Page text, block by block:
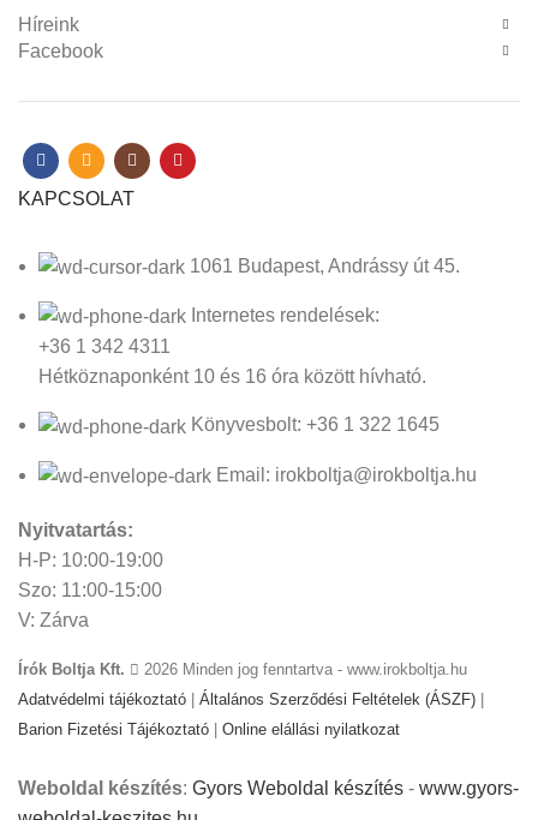
Híreink
Facebook
KAPCSOLAT
1061 Budapest, Andrássy út 45.
Internetes rendelések:
+36 1 342 4311
Hétköznaponként 10 és 16 óra között hívható.
Könyvesbolt: +36 1 322 1645
Email: irokboltja@irokboltja.hu
Nyitvatartás:
H-P: 10:00-19:00
Szo: 11:00-15:00
V: Zárva
Írók Boltja Kft.
2026 Minden jog fenntartva - www.irokboltja.hu
Adatvédelmi tájékoztató
Általános Szerződési Feltételek (ÁSZF)
Barion Fizetési Tájékoztató
Online elállási nyilatkozat
Weboldal készítés: Gyors Weboldal készítés - www.gyors-